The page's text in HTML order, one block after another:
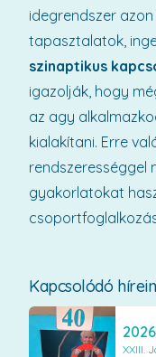
Kapcsolódó
XXIII.
idegrendszer
tapasztalatok,
szinaptikus
igazolják, hogy
az agy
kialakítani. Erre
rendszerességgel
gyakorlatokat